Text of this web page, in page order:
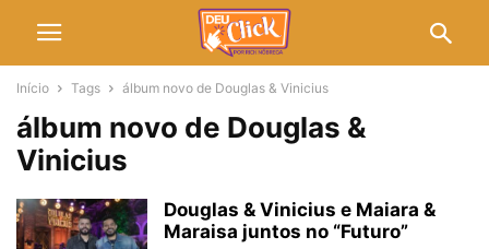
Início Tags álbum novo de Douglas & Vinicius
álbum novo de Douglas &
Vinicius
Douglas & Vinicius e Maiara &
Maraisa juntos no “Futuro”